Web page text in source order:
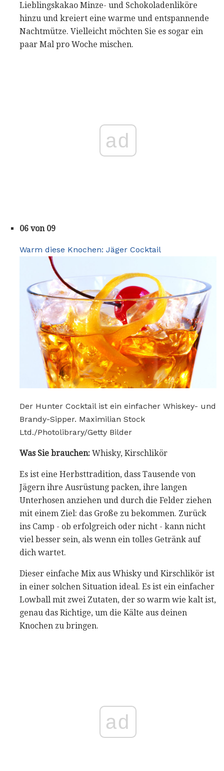
Lieblingskakao Minze- und Schokoladenliköre
hinzu und kreiert eine warme und entspannende
Nachtmütze. Vielleicht möchten Sie es sogar ein
paar Mal pro Woche mischen.
ad
06 von 09
Warm diese Knochen: Jäger Cocktail
Der Hunter Cocktail ist ein einfacher Whiskey- und
Brandy-Sipper. Maximilian Stock
Ltd./Photolibrary/Getty Bilder
Was Sie brauchen: Whisky, Kirschlikör
Es ist eine Herbsttradition, dass Tausende von
Jägern ihre Ausrüstung packen, ihre langen
Unterhosen anziehen und durch die Felder ziehen
mit einem Ziel: das Große zu bekommen. Zurück
ins Camp - ob erfolgreich oder nicht - kann nicht
viel besser sein, als wenn ein tolles Getränk auf
dich wartet.
Dieser einfache Mix aus Whisky und Kirschlikör ist
in einer solchen Situation ideal. Es ist ein einfacher
Lowball mit zwei Zutaten, der so warm wie kalt ist,
genau das Richtige, um die Kälte aus deinen
Knochen zu bringen.
ad